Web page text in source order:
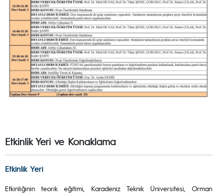
Etkinlik Yeri ve Konaklama
Etkinlik Yeri
Etkinliğinin teorik eğitimi, Karadeniz Teknik Üniversitesi, Orman